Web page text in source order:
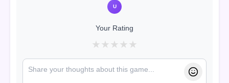
U
Your Rating
★ ★ ★ ★ ★